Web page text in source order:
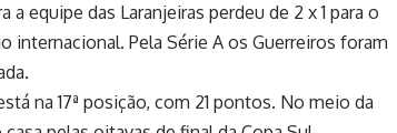
equipe das Laranjeiras perdeu de 2 x 1 para o
internacional. Pela Série A os Guerreiros foram
na 17ª posição, com 21 pontos. No meio da